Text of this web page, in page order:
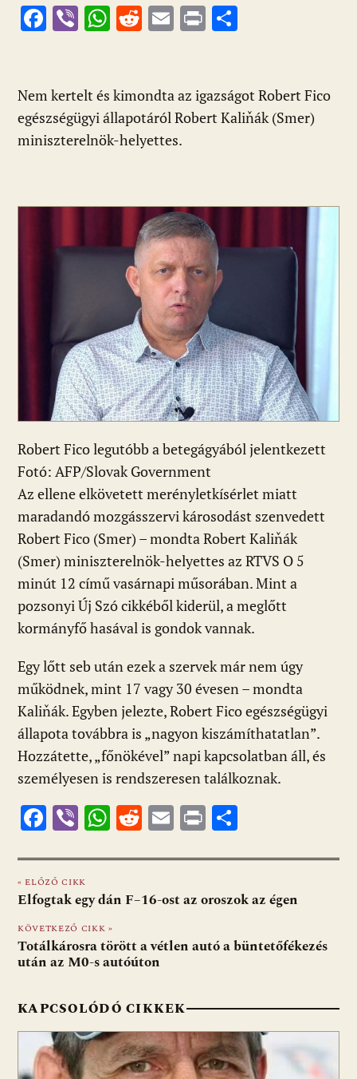
F
b
o
o
Vi W
s
A
p
R
di
t
E
l
Pr
m
e
Nem kertelt és kimondta az igazságot Robert Fico
egészségügyi állapotáról Robert Kaliňák (Smer)
miniszterelnök-helyettes.
Robert Fico legutóbb a betegágyából jelentkezett
Fotó: AFP/Slovak Government
Az ellene elkövetett merényletkísérlet miatt
maradandó mozgásszervi károsodást szenvedett
Robert Fico (Smer) – mondta Robert Kaliňák
(Smer) miniszterelnök-helyettes az RTVS O 5
minút 12 című vasárnapi műsorában. Mint a
pozsonyi Új Szó cikkéből kiderül, a meglőtt
kormányfő hasával is gondok vannak.
Egy lőtt seb után ezek a szervek már nem úgy
működnek, mint 17 vagy 30 évesen – mondta
Kaliňák. Egyben jelezte, Robert Fico egészségügyi
állapota továbbra is „nagyon kiszámíthatatlan”.
Hozzátette, „főnökével” napi kapcsolatban áll, és
személyesen is rendszeresen találkoznak.
F
e
b
o
o
k
Vi
er
W
at
s
A
p
p
R
d
di
E
ai
l
Pr
t za
m
g
« ELŐZŐ CIKK
Elfogtak egy dán F–16-ost az oroszok az égen
KÖVETKEZŐ CIKK »
Totálkárosra törött a vétlen autó a büntetőfékezés
után az M0-s autóúton
KAPCSOLÓDÓ CIKKEK